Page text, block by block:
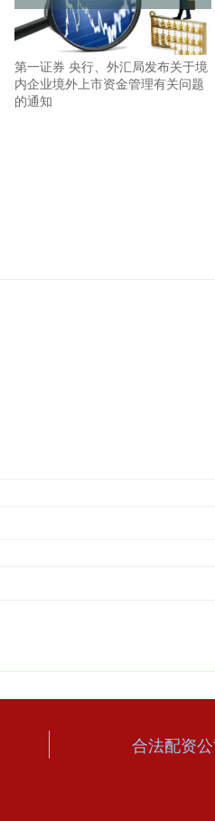
第一证券 央行、外汇局发布关于境
内企业境外上市资金管理有关问题
的通知
合法配资